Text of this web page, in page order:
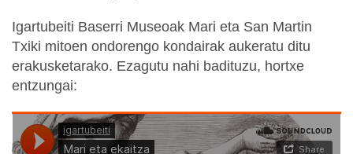
Igartubeiti Baserri Museoak Mari eta San Martin
Txiki mitoen ondorengo kondairak aukeratu ditu
erakusketarako. Ezagutu nahi badituzu, hortxe
entzungai: